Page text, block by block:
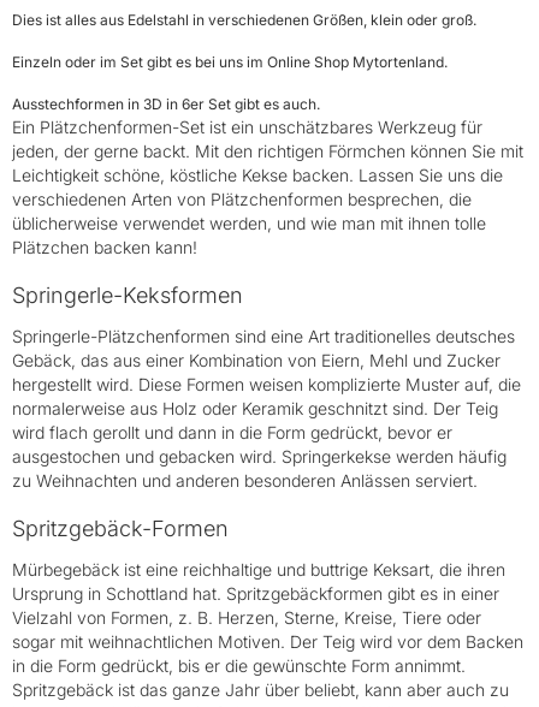
Dies ist alles aus Edelstahl in verschiedenen Größen, klein oder groß.
Einzeln oder im Set gibt es bei uns im Online Shop Mytortenland.
Ausstechformen in 3D in 6er Set gibt es auch.
Ein Plätzchenformen-Set ist ein unschätzbares Werkzeug für
jeden, der gerne backt. Mit den richtigen Förmchen können Sie mit
Leichtigkeit schöne, köstliche Kekse backen. Lassen Sie uns die
verschiedenen Arten von Plätzchenformen besprechen, die
üblicherweise verwendet werden, und wie man mit ihnen tolle
Plätzchen backen kann!
Springerle-Keksformen
Springerle-Plätzchenformen sind eine Art traditionelles deutsches
Gebäck, das aus einer Kombination von Eiern, Mehl und Zucker
hergestellt wird. Diese Formen weisen komplizierte Muster auf, die
normalerweise aus Holz oder Keramik geschnitzt sind. Der Teig
wird flach gerollt und dann in die Form gedrückt, bevor er
ausgestochen und gebacken wird. Springerkekse werden häufig
zu Weihnachten und anderen besonderen Anlässen serviert.
Spritzgebäck-Formen
Mürbegebäck ist eine reichhaltige und buttrige Keksart, die ihren
Ursprung in Schottland hat. Spritzgebäckformen gibt es in einer
Vielzahl von Formen, z. B. Herzen, Sterne, Kreise, Tiere oder
sogar mit weihnachtlichen Motiven. Der Teig wird vor dem Backen
in die Form gedrückt, bis er die gewünschte Form annimmt.
Spritzgebäck ist das ganze Jahr über beliebt, kann aber auch zu